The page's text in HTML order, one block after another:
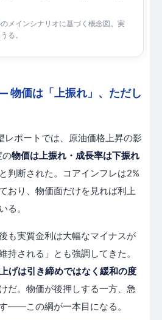
メインシナリオに基づく概念図。実
る。
価は「上振れ」、ただし
レポートでは、原油価格上昇の影
の物価は上振れ・成長率は下振れ
判断された。コアインフレは2%
おり、物価面だけを見れば利上
る。
も実質金利は大幅なマイナスが
持される」とも強調してきた。
げは引き締めではなく緩和の度
だ。物価が後押しする一方、急
——この綱が一本目になる。